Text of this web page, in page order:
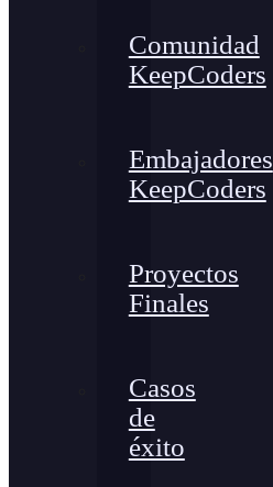
Comunidad
KeepCoders
Embajadores
KeepCoders
Proyectos
Finales
Casos
de
éxito